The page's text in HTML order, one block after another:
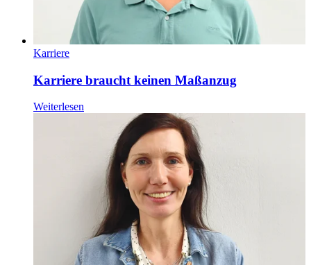
Karriere
Karriere braucht keinen Maßanzug
Weiterlesen